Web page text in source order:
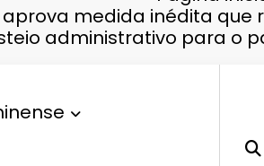
medida inédita que
administrativo para o